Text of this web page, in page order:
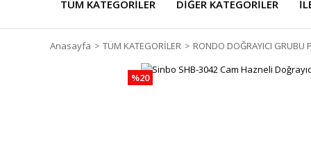
TÜM KATEGORİLER DİĞER KATEGORİLER
Anasayfa TÜM KATEGORİLER RONDO DOĞRAYICI GRUBU
%20